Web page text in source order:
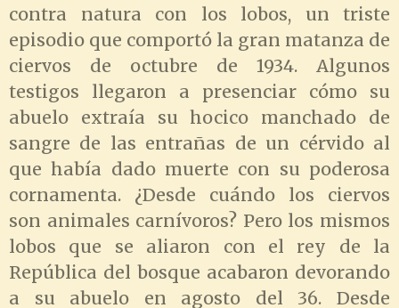
contra natura con los lobos, un triste
episodio que comportó la gran matanza de
ciervos de octubre de 1934. Algunos
testigos llegaron a presenciar cómo su
abuelo extraía su hocico manchado de
sangre de las entrañas de un cérvido al
que había dado muerte con su poderosa
cornamenta. ¿Desde cuándo los ciervos
son animales carnívoros? Pero los mismos
lobos que se aliaron con el rey de la
República del bosque acabaron devorando
a su abuelo en agosto del 36. Desde